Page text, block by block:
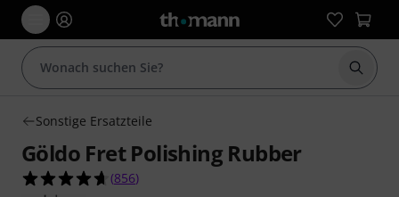
Suche
Sonstige Ersatzteile
Göldo Fret Polishing Rubber
4.6 von 5 Sternen aus 856 Kundenbewertungen
(856)